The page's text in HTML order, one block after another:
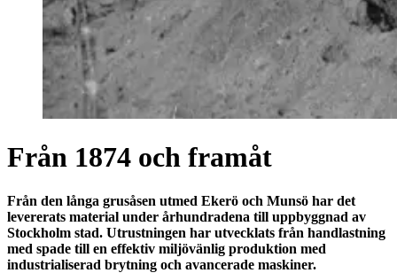
Från 1874 och framåt
Från den långa grusåsen utmed Ekerö och Munsö har det
levererats material under århundradena till uppbyggnad av
Stockholm stad. Utrustningen har utvecklats från handlastning
med spade till en effektiv miljövänlig produktion med
industrialiserad brytning och avancerade maskiner.